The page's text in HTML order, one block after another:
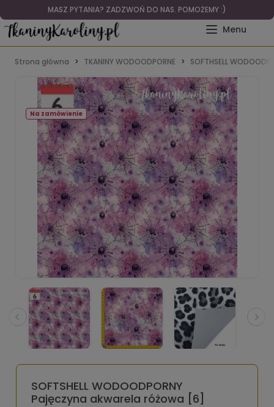
MASZ PYTANIA? ZADZWOŃ DO NAS. POMOŻEMY :)
Strona główna TKANINY WODOODPORNE SOFTHSELL
Na zamówienie
SOFTSHELL WODOODPORNY
Pajęczyna akwarela różowa [6]